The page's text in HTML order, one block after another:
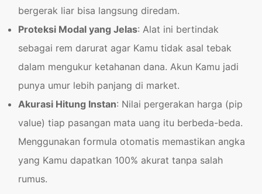
bergerak liar bisa langsung diredam.
Proteksi Modal yang Jelas: Alat ini bertindak
sebagai rem darurat agar Kamu tidak asal tebak
dalam mengukur ketahanan dana. Akun Kamu jadi
punya umur lebih panjang di market.
Akurasi Hitung Instan: Nilai pergerakan harga (pip
value) tiap pasangan mata uang itu berbeda-beda.
Menggunakan formula otomatis memastikan angka
yang Kamu dapatkan 100% akurat tanpa salah
rumus.